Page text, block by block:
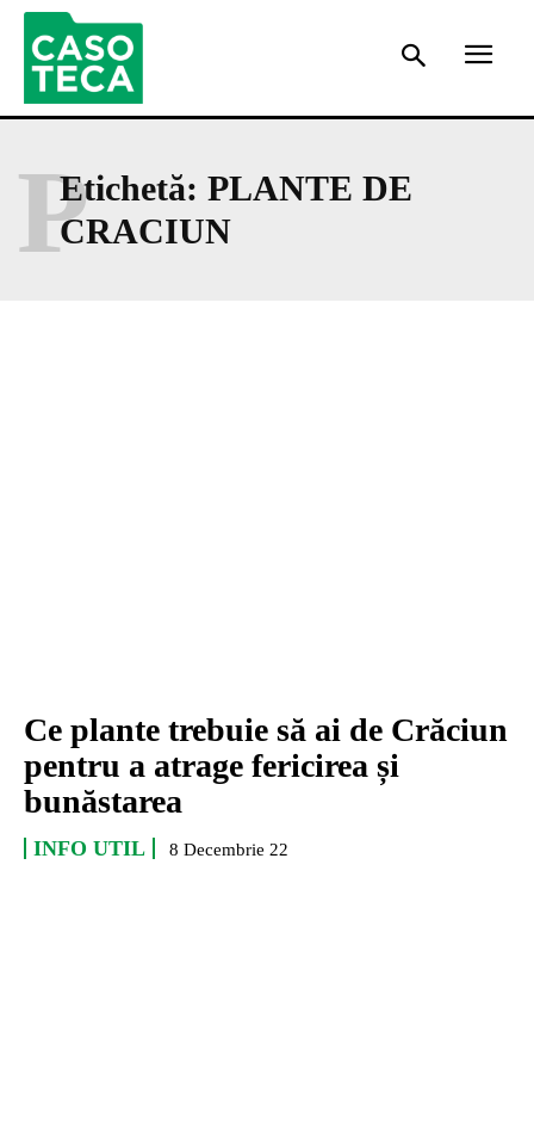
Etichetă: PLANTE DE
CRACIUN
P
Ce plante trebuie să ai de Crăciun
pentru a atrage fericirea și
bunăstarea
INFO UTIL 8 Decembrie 22